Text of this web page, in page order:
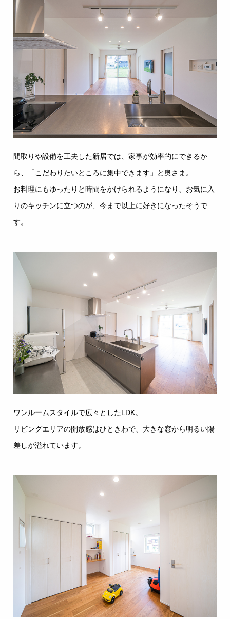
間取りや設備を工夫した新居では、家事が効率的にできるか
ら、「こだわりたいところに集中できます」と奥さま。
お料理にもゆったりと時間をかけられるようになり、お気に入
りのキッチンに立つのが、今まで以上に好きになったそうで
す。
ワンルームスタイルで広々としたLDK。
リビングエリアの開放感はひときわで、大きな窓から明るい陽
差しが溢れています。